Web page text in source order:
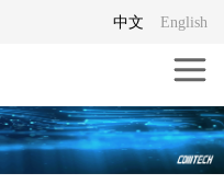
English
中文